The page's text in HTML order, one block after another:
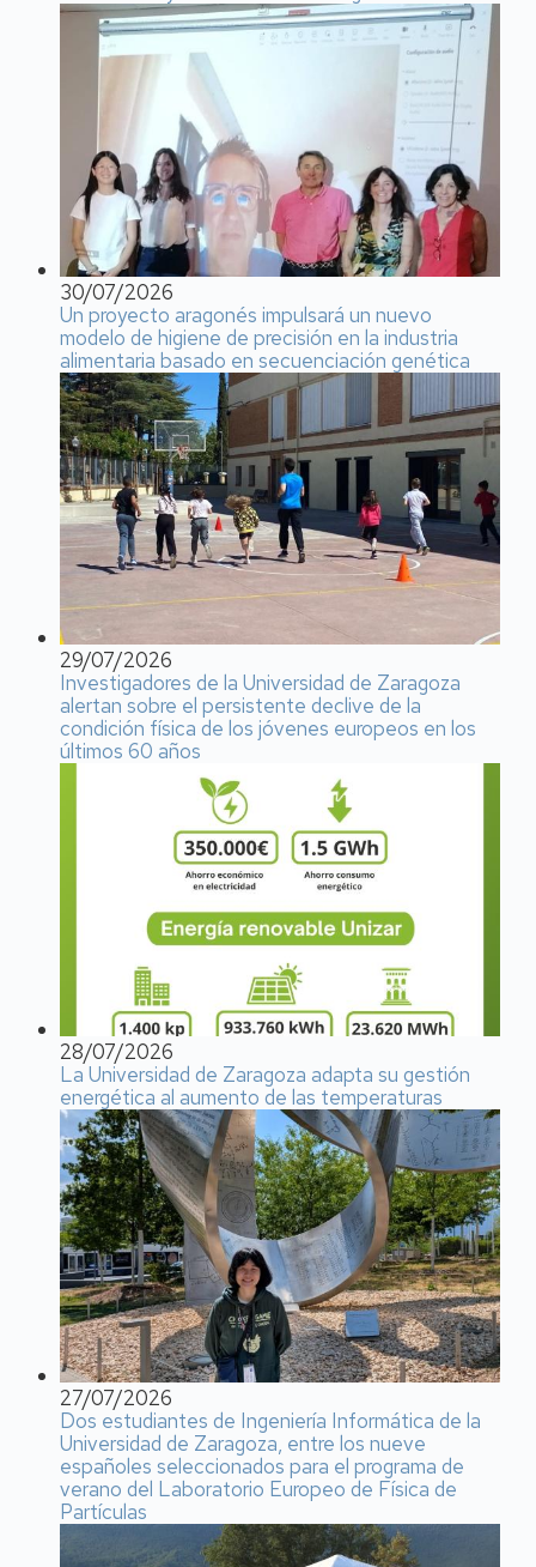
30/07/2026
Un proyecto aragonés impulsará un nuevo
modelo de higiene de precisión en la industria
alimentaria basado en secuenciación genética
29/07/2026
Investigadores de la Universidad de Zaragoza
alertan sobre el persistente declive de la
condición física de los jóvenes europeos en los
últimos 60 años
28/07/2026
La Universidad de Zaragoza adapta su gestión
energética al aumento de las temperaturas
27/07/2026
Dos estudiantes de Ingeniería Informática de la
Universidad de Zaragoza, entre los nueve
españoles seleccionados para el programa de
verano del Laboratorio Europeo de Física de
Partículas